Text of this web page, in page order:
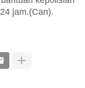
jam.(Can).